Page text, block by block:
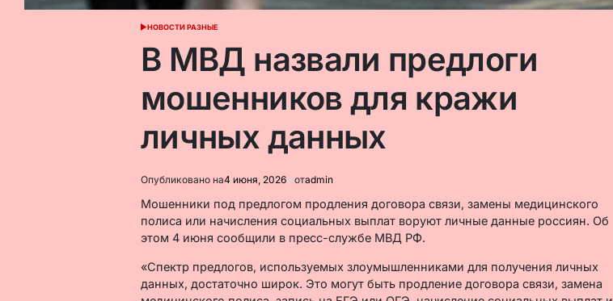
ОПУБЛИКОВАНО
НОВОСТИ РАЗНЫЕ
В МВД назвали предлоги
мошенников для кражи
личных данных
Опубликовано на4 июня, 2026 отadmin
Мошенники под предлогом продления договора связи, замены медицинского
полиса или начисления социальных выплат воруют личные данные россиян. Об
этом 4 июня сообщили в пресс-службе МВД РФ.
«Спектр предлогов, используемых злоумышленниками для получения личных
данных, достаточно широк. Это могут быть продление договора связи, замена